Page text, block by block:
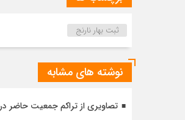
ثبت بهار نارنج
نوشته های مشابه
تصاویری از تراکم جمعیت حاضر